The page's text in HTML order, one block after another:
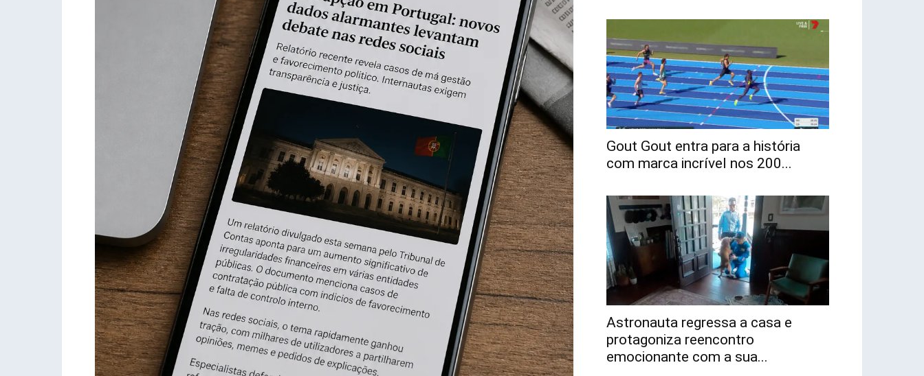
Gout Gout entra para a história
com marca incrível nos 200...
Astronauta regressa a casa e
protagoniza reencontro
emocionante com a sua...